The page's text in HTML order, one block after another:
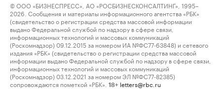
© ООО «БИЗНЕСПРЕСС», АО «РОСБИЗНЕСКОНСАЛТИНГ», 1995–
2026. Сообщения и материалы информационного агентства «РБК»
(свидетельство о регистрации средства массовой информации
выдано Федеральной службой по надзору в сфере связи,
информационных технологий и массовых коммуникаций
(Роскомнадзор) 09.12.2015 за номером ИА №ФС77-63848) и сетевого
издания «РБК» (свидетельство о регистрации средства массовой
информации выдано Федеральной службой по надзору в сфере связи,
информационных технологий и массовых коммуникаций
(Роскомнадзор) 03.12.2021 за номером ЭЛ №ФС77-82385)
сопровождаются пометкой «РБК».
18+ letters@rbc.ru